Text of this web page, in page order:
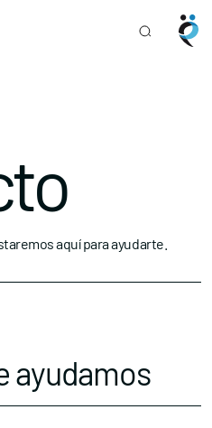
aquí para ayudarte.
ayudamos